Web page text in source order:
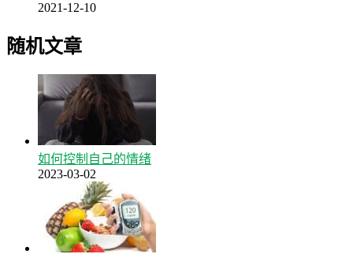
2021-12-10
随机文章
如何控制自己的情绪
2023-03-02